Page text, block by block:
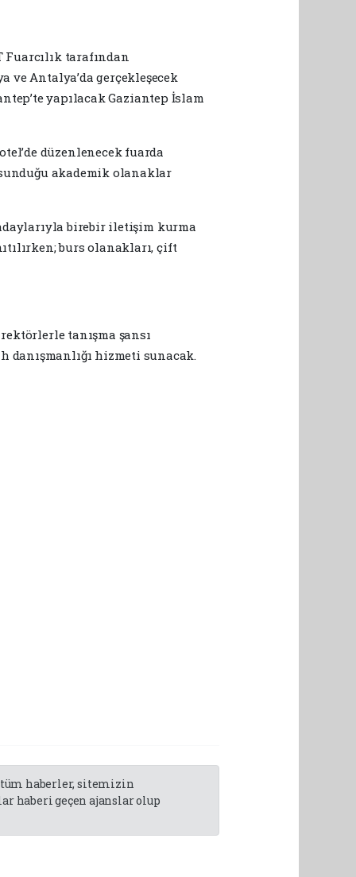
tarafından
ve Antalya’da gerçekleşecek
yapılacak Gaziantep İslam
düzenlenecek fuarda
akademik olanaklar
birebir iletişim kurma
burs olanakları, çift
tanışma şansı
danışmanlığı hizmeti sunacak.
tüm haberler, sitemizin
haberi geçen ajanslar olup